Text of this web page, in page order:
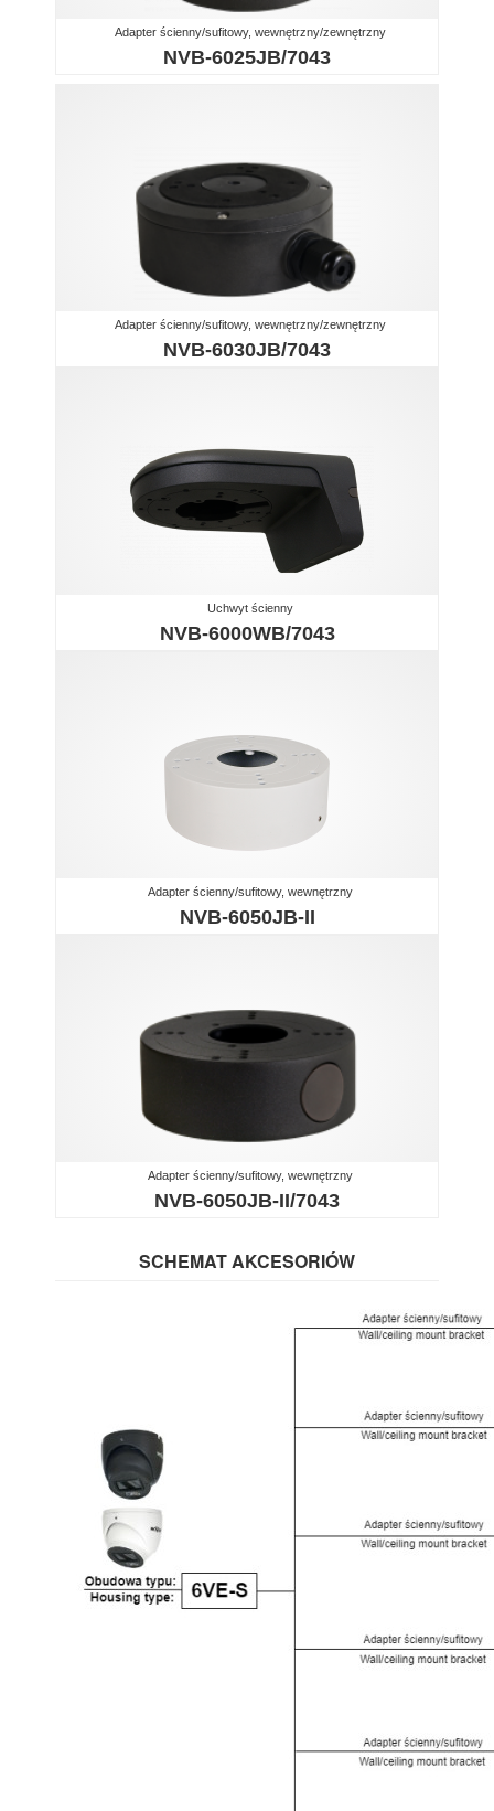
Adapter ścienny/sufitowy, wewnętrzny/zewnętrzny
NVB-6025JB/7043
Adapter ścienny/sufitowy, wewnętrzny/zewnętrzny
NVB-6030JB/7043
Uchwyt ścienny
NVB-6000WB/7043
Adapter ścienny/sufitowy, wewnętrzny
NVB-6050JB-II
Adapter ścienny/sufitowy, wewnętrzny
NVB-6050JB-II/7043
SCHEMAT AKCESORIÓW